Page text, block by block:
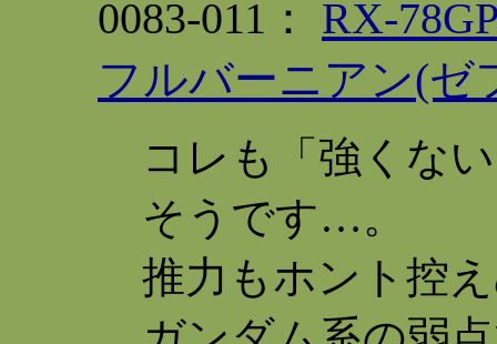
0083-011： RX-
フルバーニアン(
コレも「強くな
そうです…。
推力もホント控